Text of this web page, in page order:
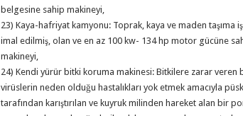
belgesine sahip makineyi,
23) Kaya-hafriyat kamyonu: Toprak, kaya ve maden taşıma
imal edilmiş, olan ve en az 100 kw- 134 hp motor gücüne
makineyi,
24) Kendi yürür bitki koruma makinesi: Bitkilere zarar veren
virüslerin neden olduğu hastalıkları yok etmek amacıyla
tarafından karıştırılan ve kuyruk milinden hareket alan bir